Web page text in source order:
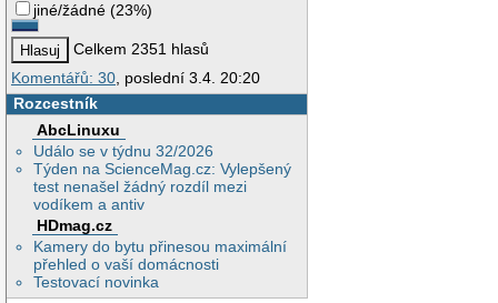
jiné/žádné (23%)
Celkem 2351 hlasů
Komentářů: 30 , poslední 3.4. 20:20
Rozcestník
AbcLinuxu
Událo se v týdnu 32/2026
Týden na ScienceMag.cz: Vylepšený
test nenašel žádný rozdíl mezi
vodíkem a antiv
HDmag.cz
Kamery do bytu přinesou maximální
přehled o vaší domácnosti
Testovací novinka